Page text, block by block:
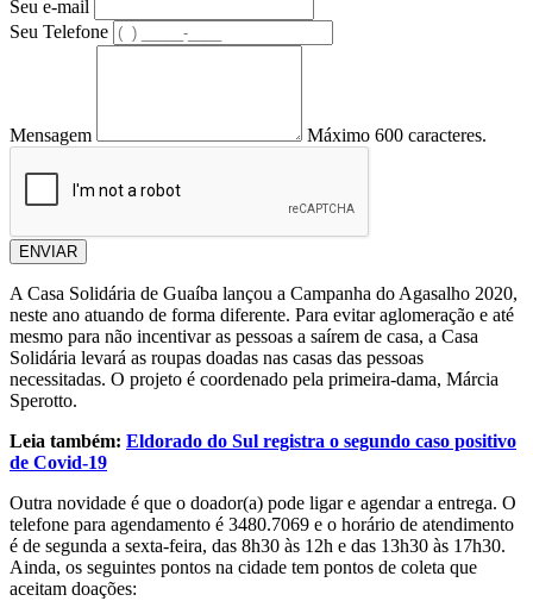
Seu e-mail
Seu Telefone
Mensagem Máximo 600 caracteres.
ENVIAR
A Casa Solidária de Guaíba lançou a Campanha do Agasalho 2020,
neste ano atuando de forma diferente. Para evitar aglomeração e até
mesmo para não incentivar as pessoas a saírem de casa, a Casa
Solidária levará as roupas doadas nas casas das pessoas
necessitadas. O projeto é coordenado pela primeira-dama, Márcia
Sperotto.
Leia também: Eldorado do Sul registra o segundo caso positivo
de Covid-19
Outra novidade é que o doador(a) pode ligar e agendar a entrega. O
telefone para agendamento é 3480.7069 e o horário de atendimento
é de segunda a sexta-feira, das 8h30 às 12h e das 13h30 às 17h30.
Ainda, os seguintes pontos na cidade tem pontos de coleta que
aceitam doações: